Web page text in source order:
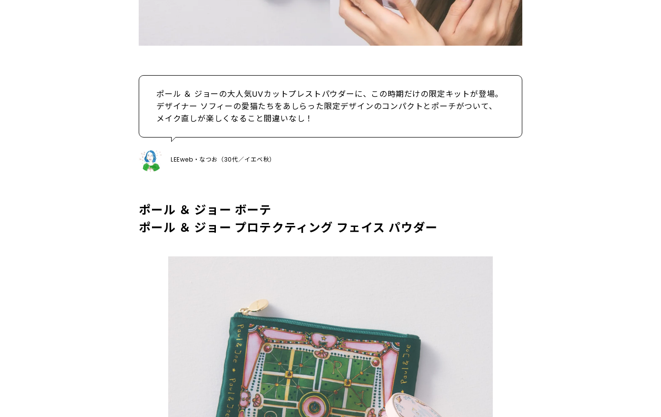
ポール ＆ ジョーの大人気UVカットプレストパウダーに、この時期だけの限定キットが登場。
デザイナー ソフィーの愛猫たちをあしらった限定デザインのコンパクトとポーチがついて、
メイク直しが楽しくなること間違いなし！
LEEweb・なつお（30代／イエベ秋）
ポール ＆ ジョー ボーテ
ポール ＆ ジョー プロテクティング フェイス パウダー